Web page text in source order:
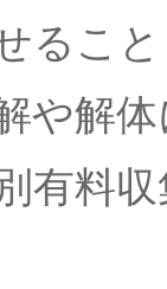
るこ
や解
有料